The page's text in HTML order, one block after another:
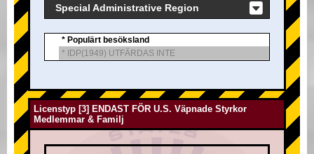
Special Administrative Region
* Populärt besöksland
* IDP(1949) UTFÄRDAS INTE
Licenstyp [3] ENDAST FÖR U.S. Väpnade Styrkor
Medlemmar & Familj